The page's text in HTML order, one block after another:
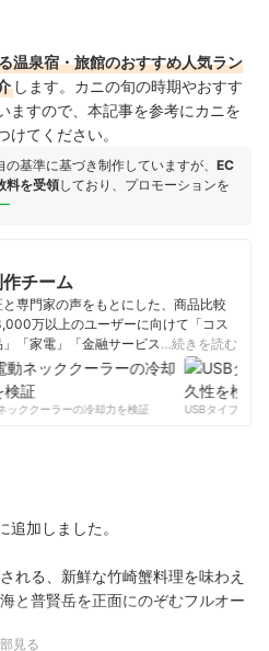
温泉宿・旅館のおすすめ人気ラン
します。カニの旬の時期やおすす
ますので、本記事を参考にカニを
てください。
基準に基づき制作していますが、 EC
料を受領しており、プロモーションを
チーム
専門家の声をもとにした、商品比較
万以上のユーザーに向けて「コス
「家電」「金融サービス」まで、ベ
もらうために、毎日コンテンツを制
チームのプロフィール
…続きを読む
ククーラーの冷却力を検証
USBタイプCケー
加しました。
れる、新鮮な竹崎蟹料理を味わえ
と普賢岳を正面にのぞむフルオー
見る